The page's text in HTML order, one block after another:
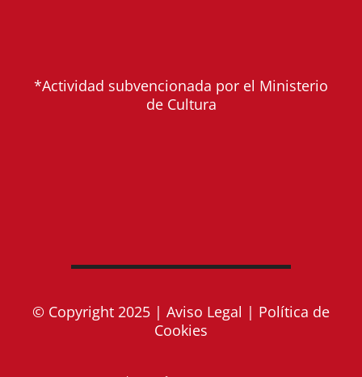
*Actividad subvencionada por el Ministerio
de Cultura
© Copyright 2025 | Aviso Legal | Política de
Cookies